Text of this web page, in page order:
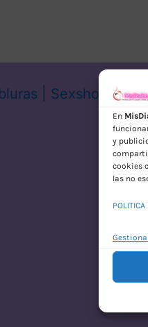
En
y
cookies
las no
| Sexshop